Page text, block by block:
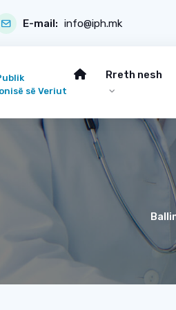
E-mail: info@iph.mk
së Veriut
Rreth nesh